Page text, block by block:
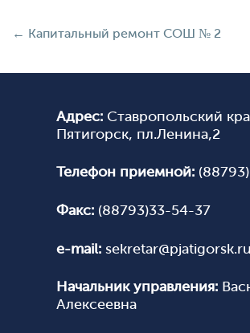
← Капитальный ремонт СОШ № 2
Адрес: Ставропольский
Пятигорск, пл.Ленина,2
Телефон приемной:
Факс: (88793)33-54-37
e-mail: sekretar@pjatigorsk.ru
Начальник управления:
Алексеевна